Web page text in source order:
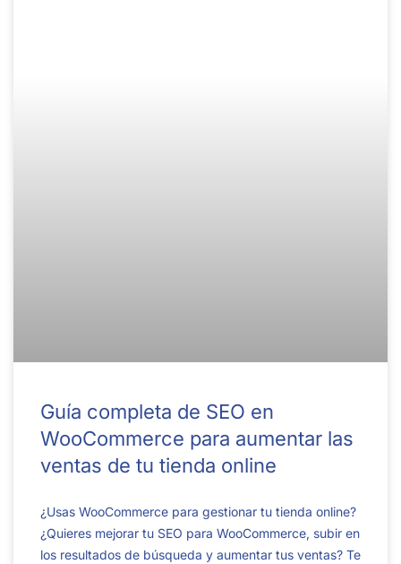
Guía completa de SEO en
WooCommerce para aumentar las
ventas de tu tienda online
¿Usas WooCommerce para gestionar tu tienda online?
¿Quieres mejorar tu SEO para WooCommerce, subir en
los resultados de búsqueda y aumentar tus ventas? Te